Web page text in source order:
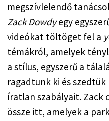
megszívlelendő
Zack Dowdy egy
videókat töltöget fel a
témákról, amelyek
a stílus, egyszerű a
ragadtunk ki és
íratlan szabályait. Zack
össze itt, amelyek a